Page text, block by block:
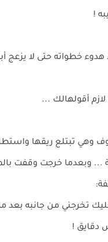
!
خطواته حتى لا يزعج
أقولهالك ...
وهي تبتلع ريقها
... وبعدما خرجت وقفت
تخرجني من جانبه بعد
دقايق !